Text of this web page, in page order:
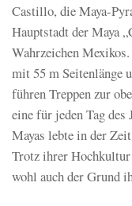
Castillo, die Maya-
Hauptstadt der Maya
Wahrzeichen
mit 55 m Seitenlänge
führen Treppen zur
eine für jeden Tag
Mayas lebte in der
Trotz ihrer Hochkultur
wohl auch der Grund